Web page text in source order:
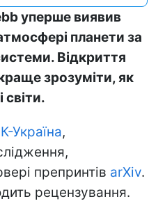
уперше виявив
планети за
Відкриття
зрозуміти, як
Україна,
препринтів arXiv.
рецензування.